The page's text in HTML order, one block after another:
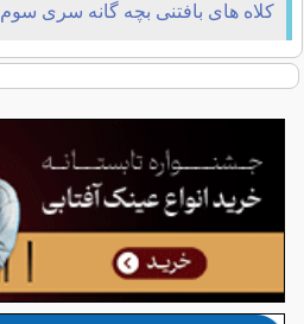
کلاه های بافتنی بچه گانه سری سوم